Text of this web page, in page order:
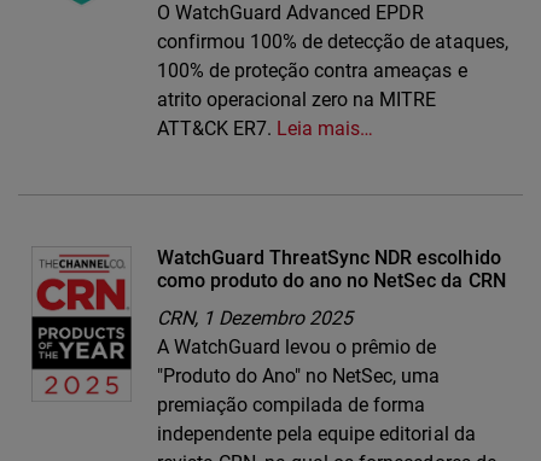
O WatchGuard Advanced EPDR
confirmou 100% de detecção de ataques,
100% de proteção contra ameaças e
atrito operacional zero na MITRE
ATT&CK ER7. Leia mais…
WatchGuard ThreatSync NDR escolhido
como produto do ano no NetSec da CRN
CRN, 1 Dezembro 2025
A WatchGuard levou o prêmio de
"Produto do Ano" no NetSec, uma
premiação compilada de forma
independente pela equipe editorial da